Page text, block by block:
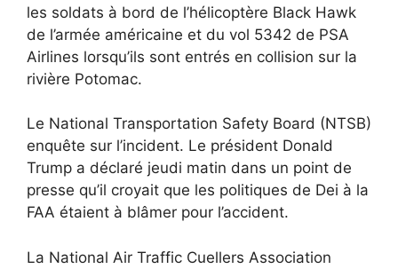
les soldats à bord de l’hélicoptère Black Hawk
de l’armée américaine et du vol 5342 de PSA
Airlines lorsqu’ils sont entrés en collision sur la
rivière Potomac.
Le National Transportation Safety Board (NTSB)
enquête sur l’incident. Le président Donald
Trump a déclaré jeudi matin dans un point de
presse qu’il croyait que les politiques de Dei à la
FAA étaient à blâmer pour l’accident.
La National Air Traffic Cuellers Association